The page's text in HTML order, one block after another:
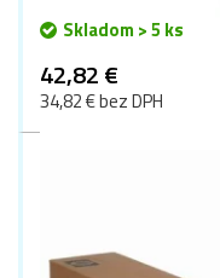
Skladom > 5 ks
42,82 €
34,82 € bez DPH